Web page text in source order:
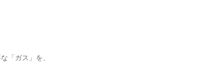
「ガス」を、